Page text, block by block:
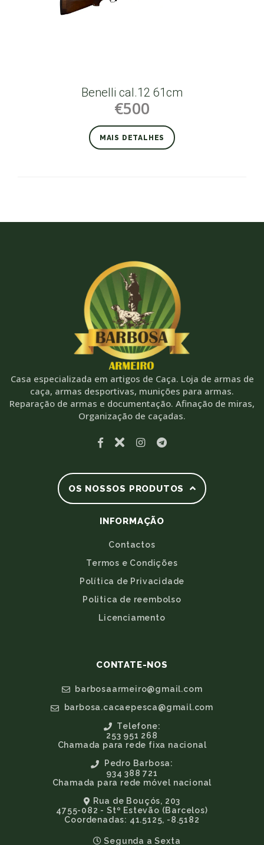
Benelli cal.12 61cm
€500
MAIS DETALHES
Casa especializada em artigos de Caça. Loja de armas de
caça, armas desportivas, munições para armas.
Reparação de armas e documentação. Afinação de miras,
Organização de caçadas.
OS NOSSOS PRODUTOS
INFORMAÇÃO
Contactos
Termos e Condições
Política de Privacidade
Politica de reembolso
Licenciamento
CONTATE-NOS
barbosaarmeiro@gmail.com
barbosa.cacaepesca@gmail.com
Telefone:
253 951 268
Chamada para rede fixa nacional
Pedro Barbosa:
934 388 721
Chamada para rede móvel nacional
Rua de Bouçós, 203
4755-082 - Stº Estevão (Barcelos)
Coordenadas: 41.5125, -8.5182
Segunda a Sexta